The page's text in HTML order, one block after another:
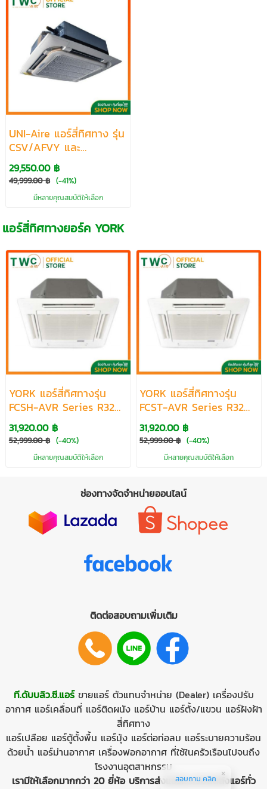
UNI-Aire แอร์สี่ทิศทาง รุ่น
CSV/AFVY และ
CSQ/AFQ ขนาด 18105-
50000 BTU
29,550.00 ฿
49,999.00 ฿ (-41%)
มีหลายคุณสมบัติให้เลือก
แอร์สี่ทิศทางยอร์ค YORK
YORK แอร์สี่ทิศทางรุ่น
FCSH-AVR Series R32
ขนาด 18798-36061 BTU
31,920.00 ฿
52,999.00 ฿ (-40%)
มีหลายคุณสมบัติให้เลือก
YORK แอร์สี่ทิศทางรุ่น
FCST-AVR Series R32
ขนาด 18100-56000 BTU
31,920.00 ฿
52,999.00 ฿ (-40%)
มีหลายคุณสมบัติให้เลือก
ช่องทางจัดจำหน่ายออนไลน์
ติดต่อสอบถามเพิ่มเติม
ที.ดับบลิว.ซี.แอร์ ขายแอร์ตัวแทนจำหน่าย (Dealer) เครื่องปรับ
อากาศ แอร์เคลื่อนที่ แอร์ติดผนังแอร์บ้าน แอร์ตั้ง/แขวน แอร์ฝังฝ้า
สี่ทิศทาง
แอร์เปลือย แอร์ตู้ตั้งพื้น แอร์มุ้ง แอร์ต่อท่อลม แอร์ระบายความร้อน
ด้วยนํ้า แอร์ม่านอากาศ เครื่องฟอกอากาศ ที่ใช้ในครัวเรือนไปจนถึง
โรงงานอุตสาหกรรม
เรามีให้เลือกมากกว่า 20 ยี่ห้อ บริการส่งแอร์และรับติดตั้งแอร์ทั่ว
สอบถาม คลิก